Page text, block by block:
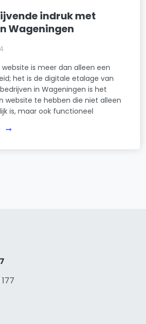
indruk met
Wageningen
website is meer dan alleen een
het is de digitale etalage van
in Wageningen is het
website te hebben die niet alleen
is, maar ook functioneel